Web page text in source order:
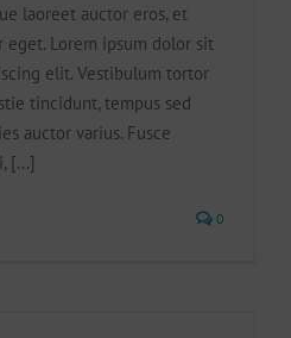
laoreet auctor eros, et
eget. Lorem ipsum dolor sit
elit. Vestibulum tortor
tincidunt, tempus sed
auctor varius. Fusce
[...]
0